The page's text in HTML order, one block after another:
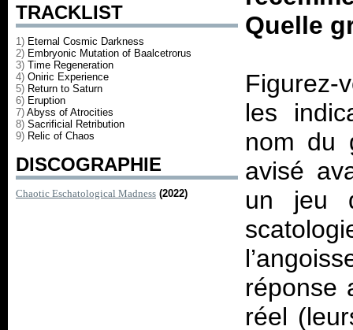
TRACKLIST
1) Eternal Cosmic Darkness
2) Embryonic Mutation of Baalcetrorus
3) Time Regeneration
4) Oniric Experience
5) Return to Saturn
6) Eruption
7) Abyss of Atrocities
8) Sacrificial Retribution
9) Relic of Chaos
DISCOGRAPHIE
Chaotic Eschatological Madness (2022)
Quelle
Figurez-
les
nom du
avisé
un jeu
réponse
réel